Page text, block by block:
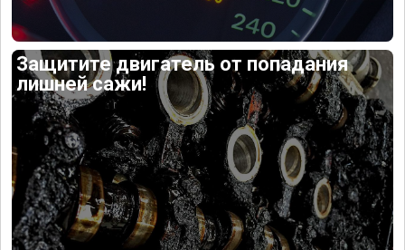
Защитите двигатель от попадания
лишней сажи!